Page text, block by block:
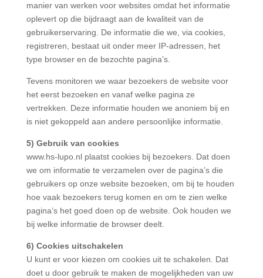
manier van werken voor websites omdat het informatie
oplevert op die bijdraagt aan de kwaliteit van de
gebruikerservaring. De informatie die we, via cookies,
registreren, bestaat uit onder meer IP-adressen, het
type browser en de bezochte pagina’s.
Tevens monitoren we waar bezoekers de website voor
het eerst bezoeken en vanaf welke pagina ze
vertrekken. Deze informatie houden we anoniem bij en
is niet gekoppeld aan andere persoonlijke informatie.
5) Gebruik van cookies
www.hs-lupo.nl plaatst cookies bij bezoekers. Dat doen
we om informatie te verzamelen over de pagina’s die
gebruikers op onze website bezoeken, om bij te houden
hoe vaak bezoekers terug komen en om te zien welke
pagina’s het goed doen op de website. Ook houden we
bij welke informatie de browser deelt.
6) Cookies uitschakelen
U kunt er voor kiezen om cookies uit te schakelen. Dat
doet u door gebruik te maken de mogelijkheden van uw